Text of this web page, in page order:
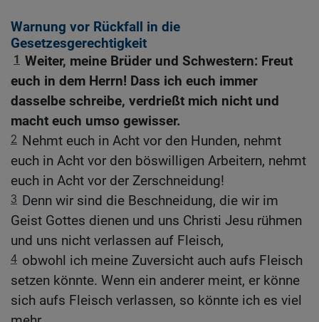
Warnung vor Rückfall in die
Gesetzesgerechtigkeit
1 Weiter, meine Brüder und Schwestern: Freut
euch in dem Herrn! Dass ich euch immer
dasselbe schreibe, verdrießt mich nicht und
macht euch umso gewisser.
2 Nehmt euch in Acht vor den Hunden, nehmt
euch in Acht vor den böswilligen Arbeitern, nehmt
euch in Acht vor der Zerschneidung!
3 Denn wir sind die Beschneidung, die wir im
Geist Gottes dienen und uns Christi Jesu rühmen
und uns nicht verlassen auf Fleisch,
4 obwohl ich meine Zuversicht auch aufs Fleisch
setzen könnte. Wenn ein anderer meint, er könne
sich aufs Fleisch verlassen, so könnte ich es viel